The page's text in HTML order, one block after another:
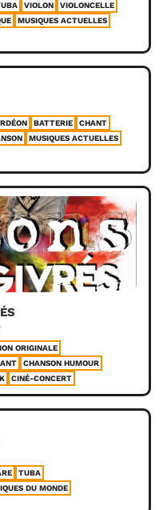
VIOLON
VIOLONCELLE
MUSIQUES ACTUELLES
BATTERIE
CHANT
MUSIQUES ACTUELLES
ORIGINALE
CHANSON HUMOUR
CINÉ-CONCERT
TUBA
DU MONDE